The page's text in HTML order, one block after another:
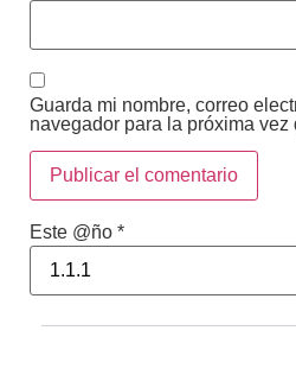
Guarda mi nombre, correo
navegador para la próxima vez
Este @ño *